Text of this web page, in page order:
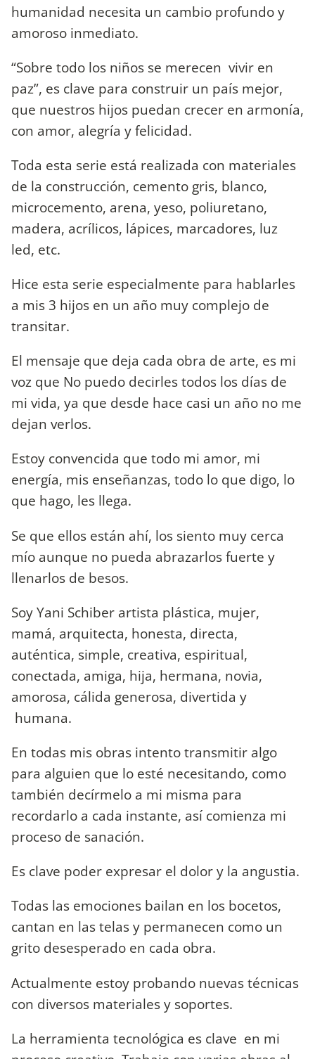
humanidad necesita un cambio profundo y
amoroso inmediato.
“Sobre todo los niños se merecen vivir en
paz”, es clave para construir un país mejor,
que nuestros hijos puedan crecer en armonía,
con amor, alegría y felicidad.
Toda esta serie está realizada con materiales
de la construcción, cemento gris, blanco,
microcemento, arena, yeso, poliuretano,
madera, acrílicos, lápices, marcadores, luz
led, etc.
Hice esta serie especialmente para hablarles
a mis 3 hijos en un año muy complejo de
transitar.
El mensaje que deja cada obra de arte, es mi
voz que No puedo decirles todos los días de
mi vida, ya que desde hace casi un año no me
dejan verlos.
Estoy convencida que todo mi amor, mi
energía, mis enseñanzas, todo lo que digo, lo
que hago, les llega.
Se que ellos están ahí, los siento muy cerca
mío aunque no pueda abrazarlos fuerte y
llenarlos de besos.
Soy Yani Schiber artista plástica, mujer,
mamá, arquitecta, honesta, directa,
auténtica, simple, creativa, espiritual,
conectada, amiga, hija, hermana, novia,
amorosa, cálida generosa, divertida y
humana.
En todas mis obras intento transmitir algo
para alguien que lo esté necesitando, como
también decírmelo a mi misma para
recordarlo a cada instante, así comienza mi
proceso de sanación.
Es clave poder expresar el dolor y la angustia.
Todas las emociones bailan en los bocetos,
cantan en las telas y permanecen como un
grito desesperado en cada obra.
Actualmente estoy probando nuevas técnicas
con diversos materiales y soportes.
La herramienta tecnológica es clave en mi